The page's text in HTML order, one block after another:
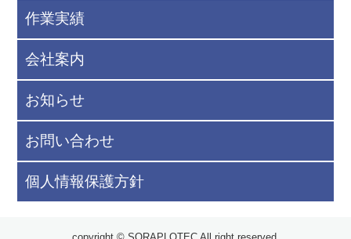
作業実績
会社案内
お知らせ
お問い合わせ
個人情報保護方針